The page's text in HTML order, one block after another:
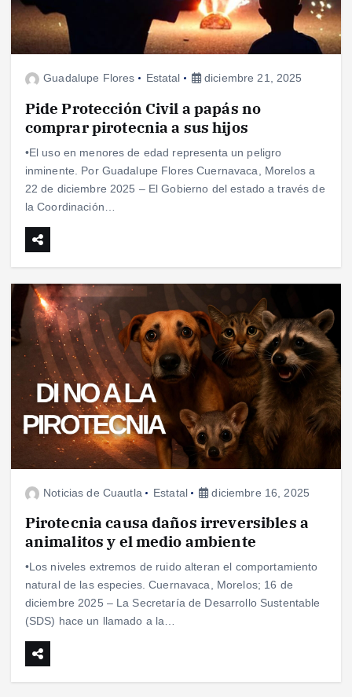
Guadalupe Flores Estatal diciembre 21, 2025
Pide Protección Civil a papás no
comprar pirotecnia a sus hijos
•El uso en menores de edad representa un peligro
inminente. Por Guadalupe Flores Cuernavaca, Morelos a
22 de diciembre 2025 – El Gobierno del estado a través de
la Coordinación…
Noticias de Cuautla Estatal diciembre 16, 2025
Pirotecnia causa daños irreversibles a
animalitos y el medio ambiente
•Los niveles extremos de ruido alteran el comportamiento
natural de las especies. Cuernavaca, Morelos; 16 de
diciembre 2025 – La Secretaría de Desarrollo Sustentable
(SDS) hace un llamado a la…